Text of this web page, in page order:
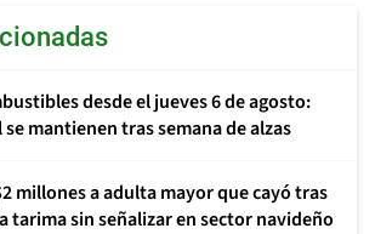
desde el jueves 6 de agosto:
mantienen tras semana de alzas
millones a adulta mayor que cayó tras
tarima sin señalizar en sector navideño